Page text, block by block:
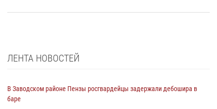
ЛЕНТА НОВОСТЕЙ
В Заводском районе Пензы росгвардейцы задержали дебошира в
баре